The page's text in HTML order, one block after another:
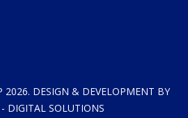
2026. DESIGN & DEVELOPMENT BY
- DIGITAL SOLUTIONS